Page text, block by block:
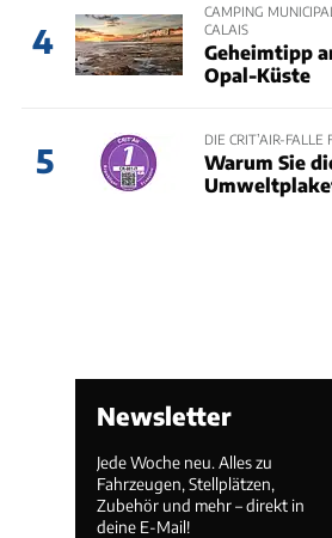
4
CAMPING
CALAIS
Geheimtipp
Opal-Küste
5
DIE CRIT’AIR-
Warum Sie
Newsletter
Jede Woche neu. Alles zu
Fahrzeugen, Stellplätzen,
Zubehör und mehr – direkt in
deine E-Mail!